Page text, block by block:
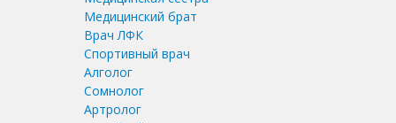
Медицинский брат
Врач ЛФК
Спортивный врач
Алголог
Сомнолог
Артролог